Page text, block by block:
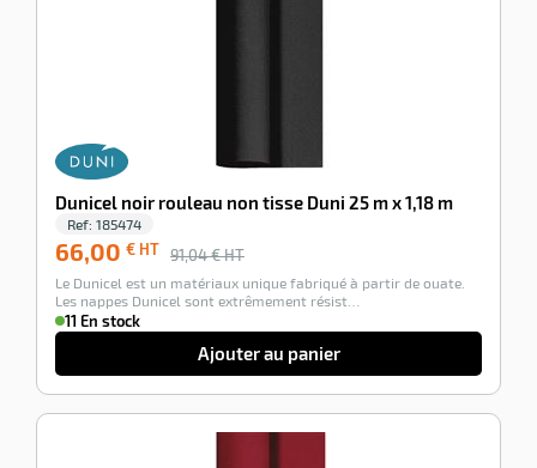
Dunicel noir rouleau non tisse Duni 25 m x 1,18 m
Ref: 185474
66,00 € HT 91,04 € HT
Le Dunicel est un matériaux unique fabriqué à partir de ouate.
Les nappes Dunicel sont extrêmement résist…
11 En stock
Ajouter au panier